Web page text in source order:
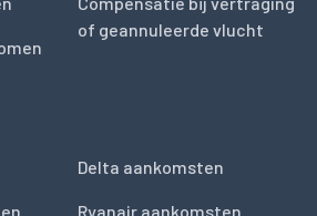
of geannuleerde vlucht
Delta aankomsten
Ryanair aankomsten